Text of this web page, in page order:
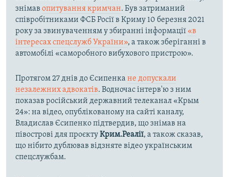
знімав опитування кримчан. Був затриманий
співробітниками ФСБ Росії в Криму 10 березня 2021
року за звинуваченням у збиранні інформації «в
інтересах спецслужб України», а також зберіганні в
автомобілі «саморобного вибухового пристрою».
Протягом 27 днів до Єсипенка не допускали
незалежних адвокатів. Водночас інтерв'ю з ним
показав російський державний телеканал «Крым
24»: на відео, опублікованому на сайті каналу,
Владислав Єсипенко підтвердив, що знімав на
півострові для проєктуКрим.Реалії, а також сказав,
що нібито дублював відзняте відео українським
спецслужбам.